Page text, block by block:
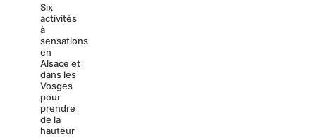
Six
activités
à
sensations
en
Alsace et
dans les
Vosges
pour
prendre
de la
hauteur